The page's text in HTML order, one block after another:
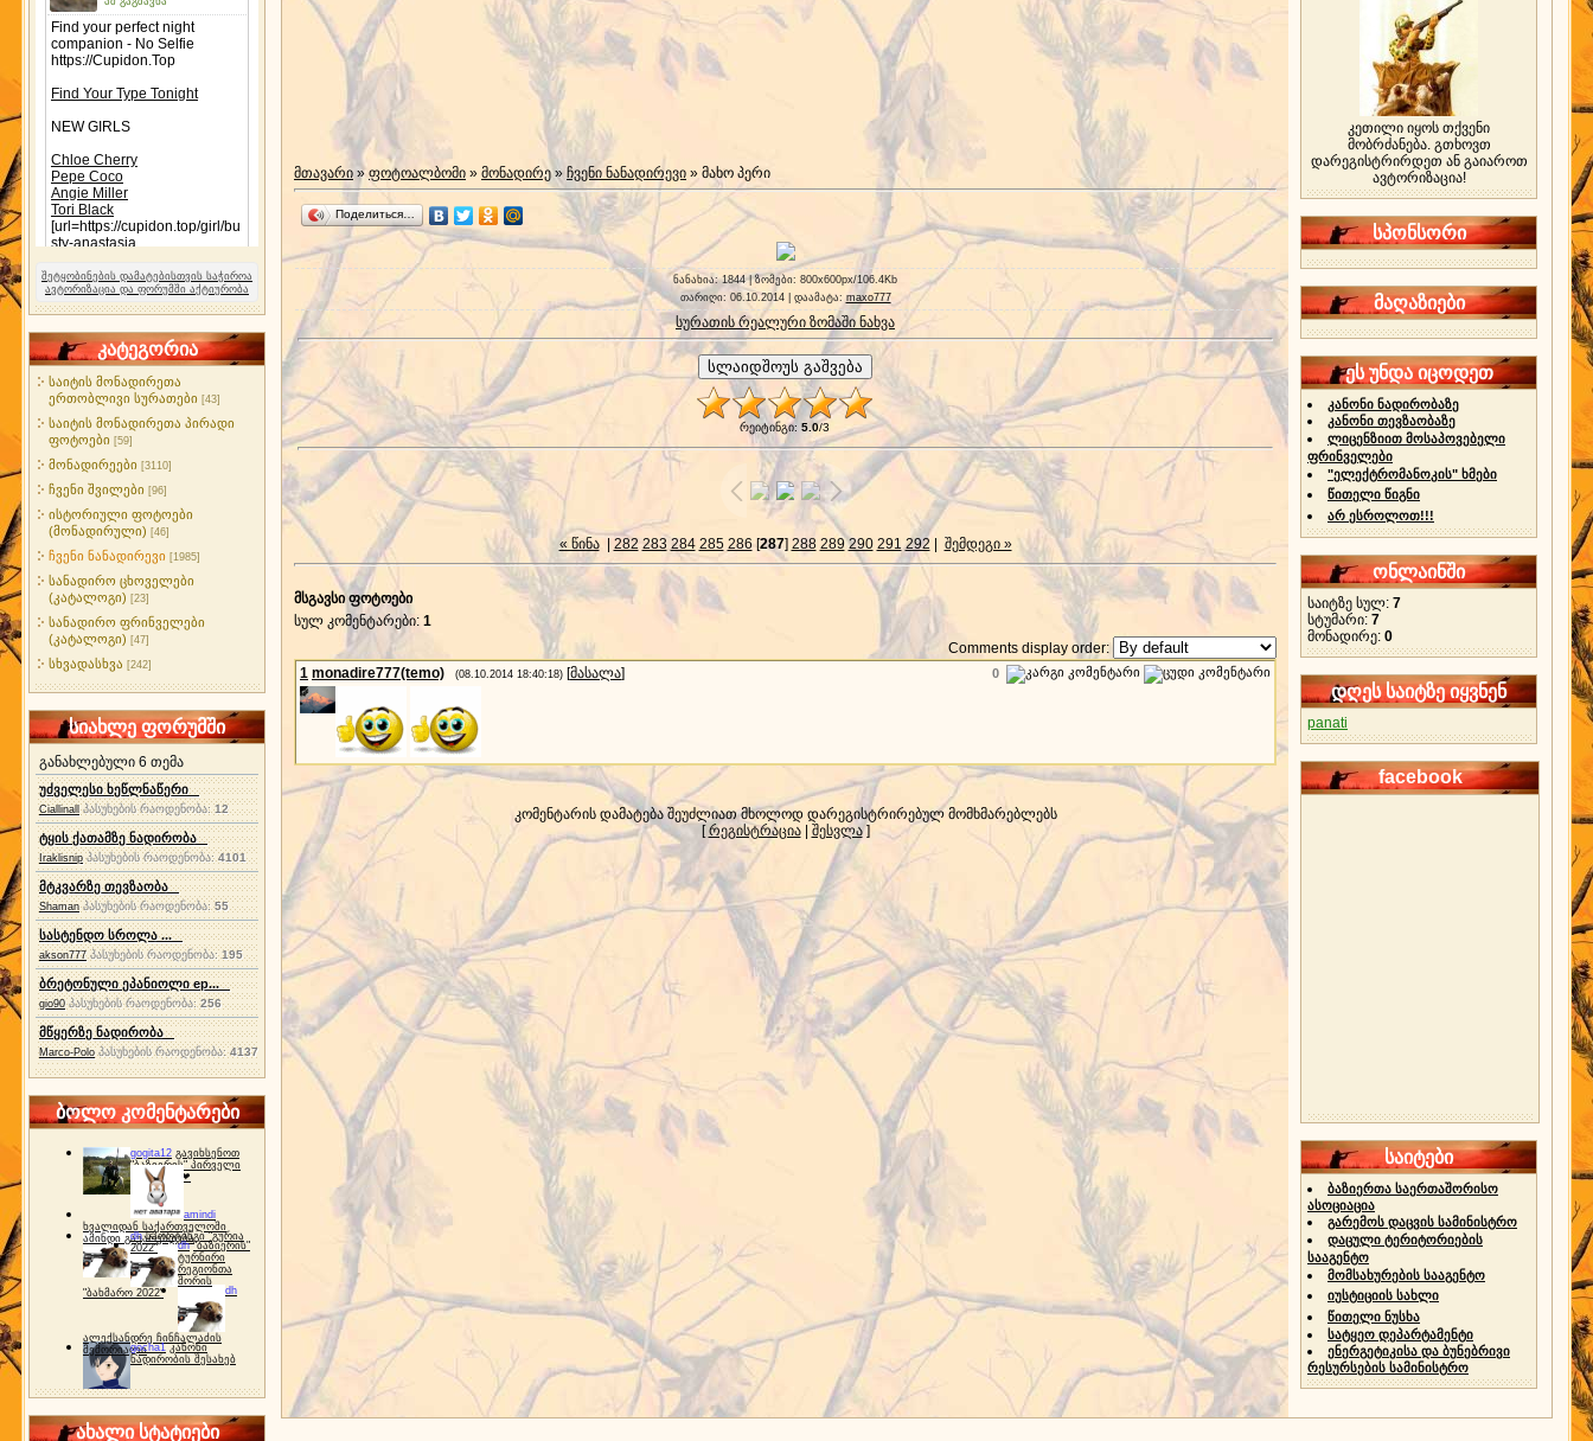
შეტყობინების დამატებისთვის საჭიროა
ავტორიზაცია და ფორუმში აქტიურობა
კატეგორია
საიტის მონადირეთა
ერთობლივი სურათები [43]
საიტის მონადირეთა პირადი
ფოტოები [59]
მონადირეები [3110]
ჩვენი შვილები [96]
ისტორიული ფოტოები
(მონადირული) [46]
ჩვენი ნანადირევი [1985]
სანადირო ცხოველები
(კატალოგი) [23]
სანადირო ფრინველები
(კატალოგი) [47]
სხვადასხვა [242]
სიახლე ფორუმში
განახლებული 6 თემა
უძველესი ხეწლნაწერი
Ciallinall პასუხების რაოდენობა:12
ტყის ქათამზე ნადირობა
Iraklisnip პასუხების რაოდენობა: 4101
მტკვარზე თევზაობა
Shaman პასუხების რაოდენობა:55
სასტენდო სროლა ...
akson777 პასუხების რაოდენობა:195
ბრეტონული ეპანიოლი ep...
gio90 პასუხების რაოდენობა:256
მწყერზე ნადირობა
Marco-Polo პასუხების რაოდენობა:4137
ბოლო კომენტარები
gogita12 გავიხსენოთ
"ბაზიერის" პირველი
ტურნირი ❤
amindi
ხვალიდან საქართველოში
ამინდი გაუარესდება
dh სპორტინგი "გურია
2022"
dh "ბაზიერის"
ტურნირი
რეგიონთა
შორის
"ბახმარო 2022"
dh
ალექსანდრე ჩინჩალაძის
მემორიალიgocha1 კანონი
ნადირობის შესახებ
ახალი სტატიები
მთავარი »ფოტოალბომი » მონადირე» ჩვენი ნანადირევი » მახო პერი
Поделиться…
ნანახია: 1844 |ზომები: 800x600px/106.4Kb
თარიღი: 06.10.2014 | დაამატა: maxo777
სურათის რეალური ზომაში ნახვა
რეიტინგი: 5.0/3
« წინა| 282 283 284 285 286[287] 288 289 290 291 292 შემდეგი »
მსგავსი ფოტოები
სულ კომენტარები: 1
Comments display order:
0
1 monadire777(temo) (08.10.2014 18:40:18) [მასალა]
კომენტარის დამატება შეუძლიათ მხოლოდ დარეგისტრირებულ მომხმარებლებს
[რეგისტრაცია| შესვლა]
კეთილი იყოს თქვენი
მობრძანება. გთხოვთ
დარეგისტრირდეთ ან გაიაროთ
ავტორიზაცია!
სპონსორი
მაღაზიები
ეს უნდა იცოდეთ
კანონი ნადირობაზე
კანონი თევზაობაზე
ლიცენზიით მოსაპოვებელი
ფრინველები
"ელექტრომანოკის" ხმები
წითელი წიგნი
არ ესროლოთ!!!
ონლაინში
საიტზე სულ: 7
სტუმარი: 7
მონადირე: 0
დღეს საიტზე იყვნენ
panati
facebook
საიტები
ბაზიერთა საერთაშორისო
ასოციაცია
გარემოს დაცვის სამინისტრო
დაცული ტერიტორიების
სააგენტო
მომსახურების სააგენტო
იუსტიციის სახლი
წითელი ნუსხა
სატყეო დეპარტამენტი
ენერგეტიკისა და ბუნებრივი
რესურსების სამინისტრო